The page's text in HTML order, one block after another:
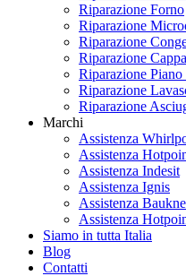
Riparazione Forno
Riparazione
Riparazione
Riparazione
Riparazione Piano
Riparazione
Riparazione
Marchi
Assistenza
Assistenza
Assistenza Indesit
Assistenza Ignis
Assistenza
Assistenza
Siamo in tutta Italia
Blog
Contatti